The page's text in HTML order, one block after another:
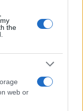
the
web or
ESPN (@espn)